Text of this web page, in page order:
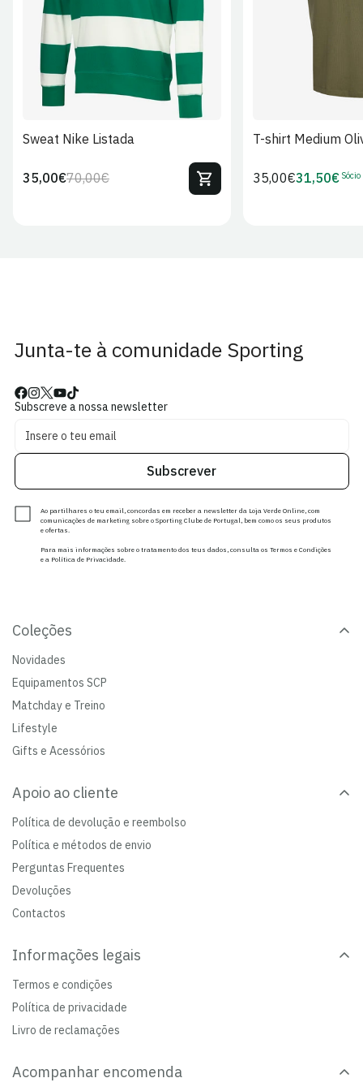
Sweat Nike Listada
Preço
70,00€Preço
35,00€
T-shirt Medium
Preço
35,00€Preço
31,50€ Sócio
Junta-te à comunidade Sporting
Subscreve a nossa newsletter
Subscrever
Ao partilhares o teu email, concordas em receber a newsletter da Loja Verde Online, com
comunicações de marketing sobre o Sporting Clube de Portugal, bem como os seus produtos
e ofertas.
Para mais informações sobre o tratamento dos teus dados, consulta os Termos e Condições
e a Política de Privacidade.
Coleções
Novidades
Equipamentos SCP
Matchday e Treino
Lifestyle
Gifts e Acessórios
Apoio ao cliente
Política de devolução e reembolso
Política e métodos de envio
Perguntas Frequentes
Devoluções
Contactos
Informações legais
Termos e condições
Política de privacidade
Livro de reclamações
Acompanhar encomenda